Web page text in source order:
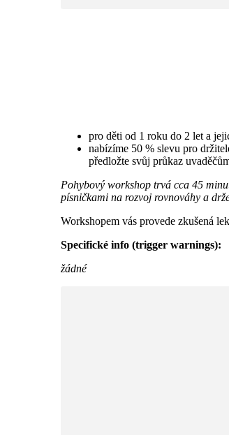
pro děti od 1 roku do 2 let a
nabízíme 50 % slevu pro
předložte svůj průkaz
Pohybový workshop trvá cca 45
písničkami na rozvoj rovnováhy a
Workshopem vás provede zkušená
Specifické info (trigger warnings):
žádné